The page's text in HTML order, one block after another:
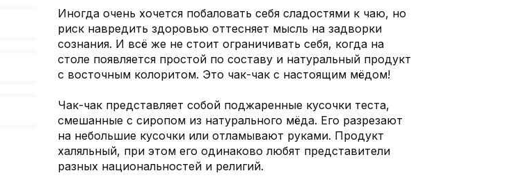
Иногда очень хочется побаловать себя сладостями к чаю, но
риск навредить здоровью оттесняет мысль на задворки
сознания. И всё же не стоит ограничивать себя, когда на
столе появляется простой по составу и натуральный продукт
с восточным колоритом. Это чак-чак с настоящим мёдом!
Чак-чак представляет собой поджаренные кусочки теста,
смешанные с сиропом из натурального мёда. Его разрезают
на небольшие кусочки или отламывают руками. Продукт
халяльный, при этом его одинаково любят представители
разных национальностей и религий.